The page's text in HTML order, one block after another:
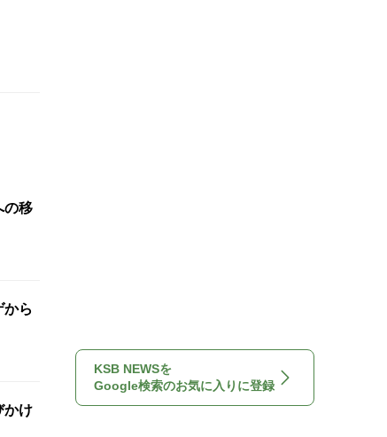
の移
ら
かけ
KSB NEWSを
Google検索のお気に入りに登録